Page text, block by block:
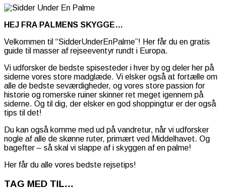
HEJ FRA PALMENS SKYGGE…
Velkommen til “SidderUnderEnPalme”! Her får du en gratis
guide til masser af rejseeventyr rundt i Europa.
Vi udforsker de bedste spisesteder i hver by og deler her på
siderne vores store madglæde. Vi elsker også at fortælle om
alle de bedste seværdigheder, og vores store passion for
historie og romerske ruiner skinner ret meget igennem på
siderne. Og til dig, der elsker en god shoppingtur er der også
tips til det!
Du kan også komme med ud på vandretur, når vi udforsker
nogle af alle de skønne ruter, primært ved Middelhavet. Og
bagefter – så skal vi slappe af i skyggen af en palme!
Her får du alle vores bedste rejsetips!
TAG MED TIL…